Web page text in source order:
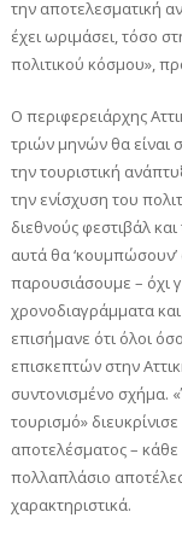
την αποτελεσματική
έχει ωριμάσει, τόσο
πολιτικού κόσμου»,
Ο περιφερειάρχης
τριών μηνών θα είναι
την τουριστική
την ενίσχυση του
διεθνούς φεστιβάλ
αυτά θα
παρουσιάσουμε – όχι
χρονοδιαγράμματα
επισήμανε ότι όλοι
επισκεπτών στην
συντονισμένο σχήμα.
τουρισμό»
αποτελέσματος –
πολλαπλάσιο
χαρακτηριστικά.